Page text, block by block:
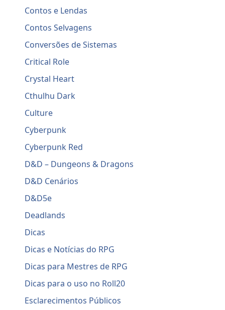
Contos e Lendas
Contos Selvagens
Conversões de Sistemas
Critical Role
Crystal Heart
Cthulhu Dark
Culture
Cyberpunk
Cyberpunk Red
D&D – Dungeons & Dragons
D&D Cenários
D&D5e
Deadlands
Dicas
Dicas e Notícias do RPG
Dicas para Mestres de RPG
Dicas para o uso no Roll20
Esclarecimentos Públicos